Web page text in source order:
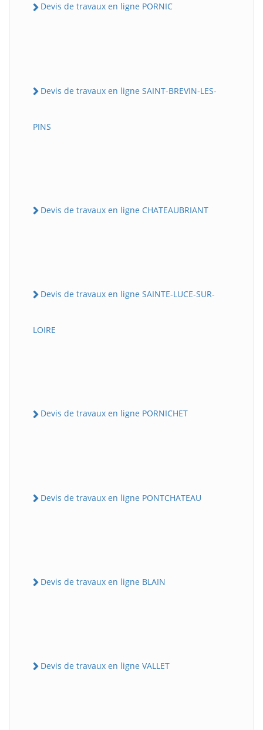
Devis de travaux en ligne PORNIC
Devis de travaux en ligne SAINT-BREVIN-LES-
PINS
Devis de travaux en ligne CHATEAUBRIANT
Devis de travaux en ligne SAINTE-LUCE-SUR-
LOIRE
Devis de travaux en ligne PORNICHET
Devis de travaux en ligne PONTCHATEAU
Devis de travaux en ligne BLAIN
Devis de travaux en ligne VALLET